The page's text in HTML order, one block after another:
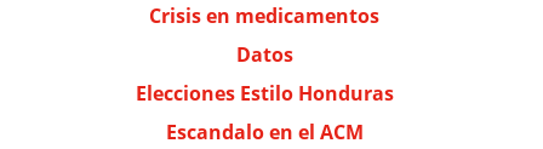
Crisis en medicamentos
Datos
Elecciones Estilo Honduras
Escandalo en el ACM